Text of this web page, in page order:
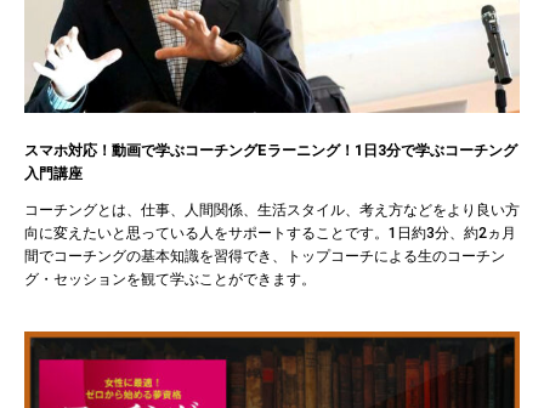
スマホ対応！動画で学ぶコーチングEラーニング！1日3分で学ぶコーチング
入門講座
コーチングとは、仕事、人間関係、生活スタイル、考え方などをより良い方
向に変えたいと思っている人をサポートすることです。1日約3分、約2ヵ月
間でコーチングの基本知識を習得でき、トップコーチによる生のコーチン
グ・セッションを観て学ぶことができます。